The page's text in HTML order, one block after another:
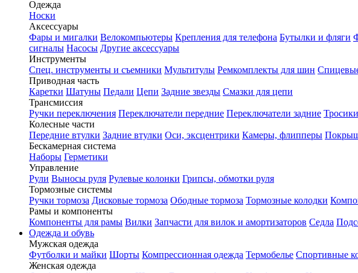
Одежда
Носки
Аксессуары
Фары и мигалки Велокомпьютеры Крепления для телефона Бутылки и фляги
сигналы Насосы Другие аксессуары
Инструменты
Спец. инструменты и съемники Мультитулы Ремкомплекты для шин
Приводная часть
Каретки Шатуны Педали Цепи Задние звезды Смазки для цепи
Трансмиссия
Ручки переключения Переключатели передние Переключатели задние
Колесные части
Передние втулки Задние втулки Оси, эксцентрики Камеры, флипперы
Бескамерная система
Наборы Герметики
Управление
Рули Выносы руля Рулевые колонки Грипсы, обмотки руля
Тормозные системы
Ручки тормоза Дисковые тормоза Ободные тормоза Тормозные колодки
Рамы и компоненты
Компоненты для рамы Вилки Запчасти для вилок и амортизаторов Седла
Одежда и обувь
Мужская одежда
Футболки и майки Шорты Компрессионная одежда Термобелье Спортивные
Женская одежда